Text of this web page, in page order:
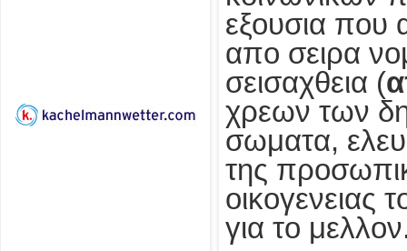
εξουσια που
απο σειρα
σεισαχθεια (
χρεων των
σωματα,
της
οικογενειας
για το